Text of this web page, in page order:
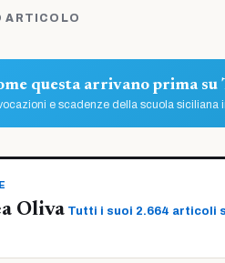
ARTICOLO
questa arrivano prima su
e scadenze della scuola siciliana
Oliva Tutti i suoi 2.664 articoli